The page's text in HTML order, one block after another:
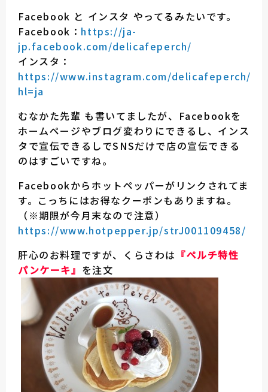
Facebook と インスタ やってるみたいです。
Facebook： https://ja-
jp.facebook.com/delicafeperch/
インスタ：
https://www.instagram.com/delicafeperch/?
hl=ja
むなかた先輩 も書いてましたが、Facebookを
ホームページやブログ変わりにできるし、インス
タで宣伝できるしでSNSだけで店の宣伝できる
のはすごいですね。
Facebookからホットペッパーがリンクされてま
す。こっちにはお得なクーポンもありますね。
（※期限が今月末なので注意）
https://www.hotpepper.jp/strJ001109458/
肝心のお料理ですが、くらさわは 『ペルチ特性
パンケーキ』 を注文